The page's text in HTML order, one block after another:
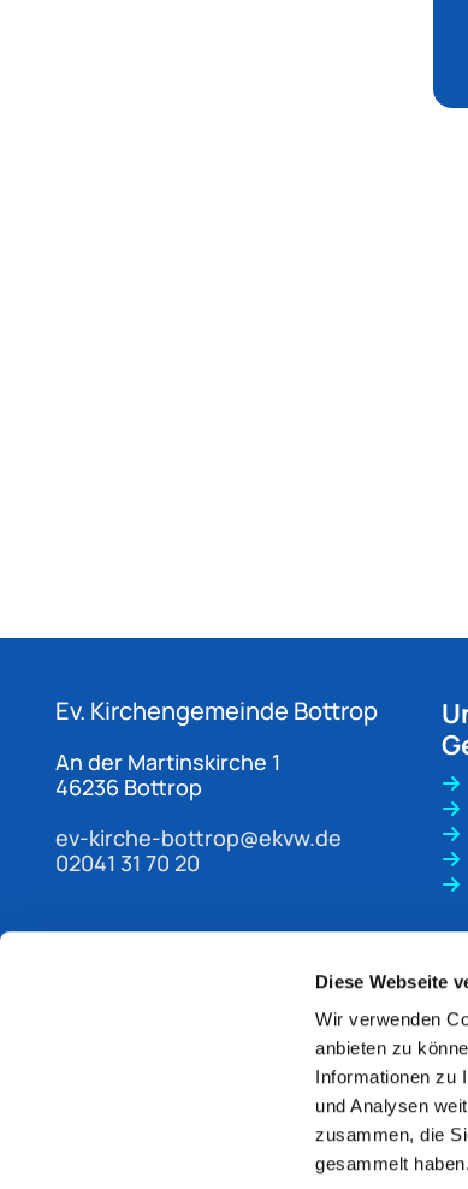
Diese Webseite
Wir verwenden
anbieten zu
Informationen zu
und Analysen
zusammen, die
gesammelt haben.
Ev. Kirchengemeinde Bottrop
An der Martinskirche 1
46236 Bottrop
ev-kirche-bottrop@ekvw.de
02041 31 70 20